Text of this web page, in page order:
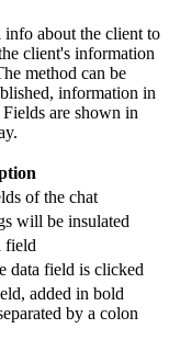
info about the client to
client's information
method can be
information in
are shown in
of the chat
will be insulated
field
data field is clicked
added in bold
by a colon